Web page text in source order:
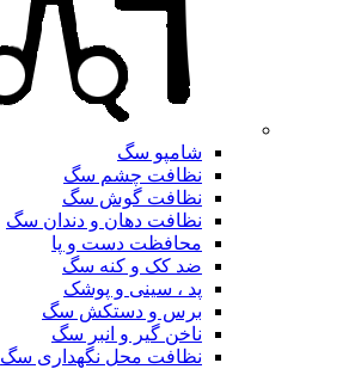
شامپو سگ
نظافت چشم سگ
نظافت گوش سگ
نظافت دهان و دندان سگ
محافظت دست و پا
ضد کک و کنه سگ
پد ، سینی و پوشک
برس و دستکش سگ
ناخن گیر و انبر سگ
نظافت محل نگهداری سگ